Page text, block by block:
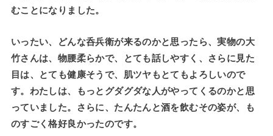
むことになりました。
いったい、どんな呑兵衛が来るのかと思ったら、実物の大
竹さんは、物腰柔らかで、とても話しやすく、さらに見た
目は、とても健康そうで、肌ツヤもとてもよろしいので
す。わたしは、もっとグダグダな人がやってくるのかと思
っていました。さらに、たんたんと酒を飲むその姿が、も
のすごく格好良かったのです。